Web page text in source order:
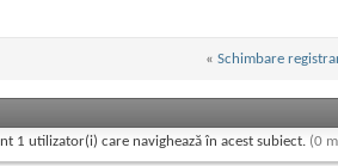
« Schimbare
1 utilizator(i) care navighează în acest subiect. (0